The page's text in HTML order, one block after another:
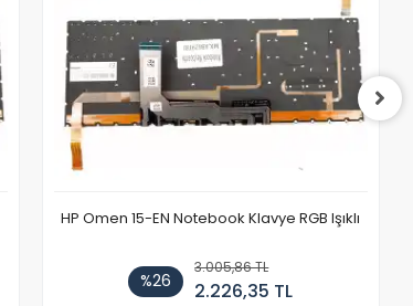
HP Omen 15-EN Notebook Klavye RGB Işıklı
%26
3.005,86 TL
2.226,35 TL